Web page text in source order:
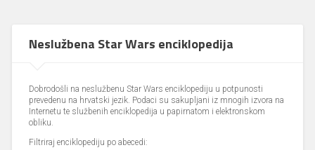
Neslužbena Star Wars enciklopedija
Dobrodošli na neslužbenu Star Wars enciklopediju u potpunosti
prevedenu na hrvatski jezik. Podaci su sakupljani iz mnogih izvora na
Internetu te službenih enciklopedija u papirnatom i elektronskom
obliku.
Filtriraj enciklopediju po abecedi: